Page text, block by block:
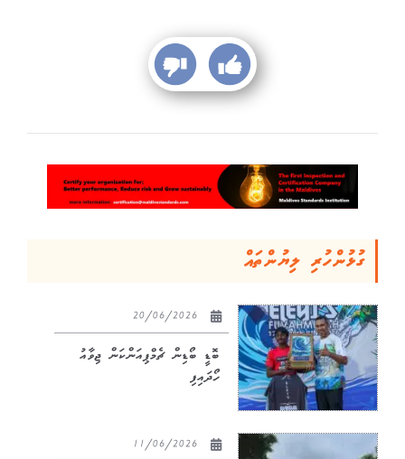
ގުޅުންހުރި ލިޔުންތައް
ބޮޑީ ބޯޑިން ޗެމްޕިއަންކަން ޖިވާއު
ހޯދައިފި